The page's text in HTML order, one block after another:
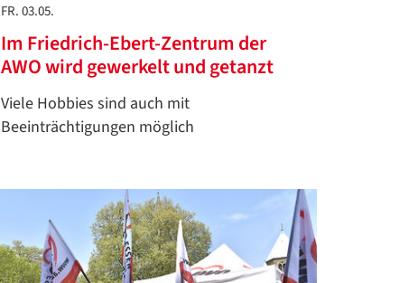
FR. 03.05.
Im Friedrich-Ebert-Zentrum der
AWO wird gewerkelt und getanzt
Viele Hobbies sind auch mit
Beeinträchtigungen möglich